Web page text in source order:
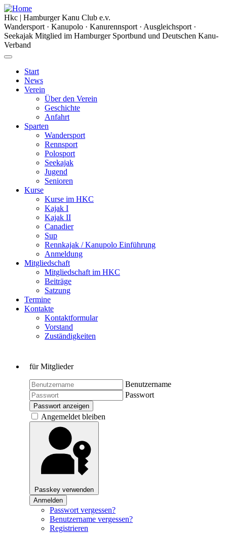
Hkc | Hamburger Kanu Club e.v.
Wandersport · Kanupolo · Kanurennsport · Ausgleichsport ·
Seekajak Mitglied im Hamburger Sportbund und Deutschen Kanu-
Verband
Start
News
Verein
Über den Verein
Geschichte
Anfahrt
Sparten
Wandersport
Rennsport
Polosport
Seekajak
Jugend
Senioren
Kurse
Kurse im HKC
Kajak I
Kajak II
Canadier
Sup
Rennkajak / Kanupolo Einführung
Anmeldung
Mitgliedschaft
Mitgliedschaft im HKC
Beiträge
Satzung
Termine
Kontakte
Kontaktformular
Vorstand
Zuständigkeiten
für Mitglieder
Benutzername
Passwort
Passwort anzeigen
Angemeldet bleiben
Passkey verwenden
Anmelden
Passwort vergessen?
Benutzername vergessen?
Registrieren